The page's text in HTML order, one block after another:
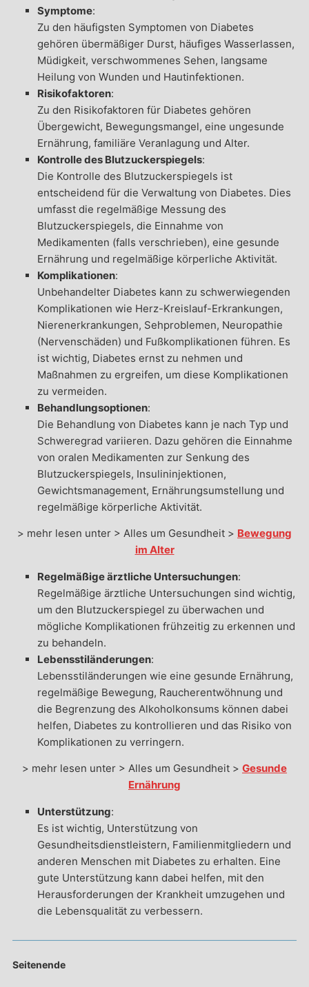
Symptome:
Zu den häufigsten Symptomen von Diabetes
gehören übermäßiger Durst, häufiges Wasserlassen,
Müdigkeit, verschwommenes Sehen, langsame
Heilung von Wunden und Hautinfektionen.
Risikofaktoren:
Zu den Risikofaktoren für Diabetes gehören
Übergewicht, Bewegungsmangel, eine ungesunde
Ernährung, familiäre Veranlagung und Alter.
Kontrolle des Blutzuckerspiegels:
Die Kontrolle des Blutzuckerspiegels ist
entscheidend für die Verwaltung von Diabetes. Dies
umfasst die regelmäßige Messung des
Blutzuckerspiegels, die Einnahme von
Medikamenten (falls verschrieben), eine gesunde
Ernährung und regelmäßige körperliche Aktivität.
Komplikationen:
Unbehandelter Diabetes kann zu schwerwiegenden
Komplikationen wie Herz-Kreislauf-Erkrankungen,
Nierenerkrankungen, Sehproblemen, Neuropathie
(Nervenschäden) und Fußkomplikationen führen. Es
ist wichtig, Diabetes ernst zu nehmen und
Maßnahmen zu ergreifen, um diese Komplikationen
zu vermeiden.
Behandlungsoptionen:
Die Behandlung von Diabetes kann je nach Typ und
Schweregrad variieren. Dazu gehören die Einnahme
von oralen Medikamenten zur Senkung des
Blutzuckerspiegels, Insulininjektionen,
Gewichtsmanagement, Ernährungsumstellung und
regelmäßige körperliche Aktivität.
> mehr lesen unter > Alles um Gesundheit > Bewegung
im Alter
Regelmäßige ärztliche Untersuchungen:
Regelmäßige ärztliche Untersuchungen sind wichtig,
um den Blutzuckerspiegel zu überwachen und
mögliche Komplikationen frühzeitig zu erkennen und
zu behandeln.
Lebensstiländerungen:
Lebensstiländerungen wie eine gesunde Ernährung,
regelmäßige Bewegung, Raucherentwöhnung und
die Begrenzung des Alkoholkonsums können dabei
helfen, Diabetes zu kontrollieren und das Risiko von
Komplikationen zu verringern.
> mehr lesen unter > Alles um Gesundheit > Gesunde
Ernährung
Unterstützung:
Es ist wichtig, Unterstützung von
Gesundheitsdienstleistern, Familienmitgliedern und
anderen Menschen mit Diabetes zu erhalten. Eine
gute Unterstützung kann dabei helfen, mit den
Herausforderungen der Krankheit umzugehen und
die Lebensqualität zu verbessern.
Seitenende